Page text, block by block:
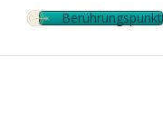
Berührungspunkt